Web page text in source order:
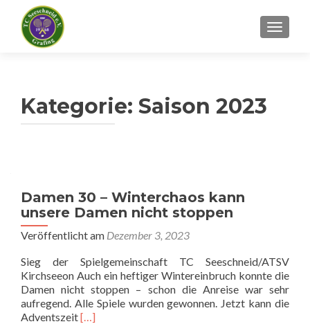
Kategorie: Saison 2023
Damen 30 – Winterchaos kann
unsere Damen nicht stoppen
Veröffentlicht am Dezember 3, 2023
Sieg der Spielgemeinschaft TC Seeschneid/ATSV
Kirchseeon Auch ein heftiger Wintereinbruch konnte die
Damen nicht stoppen – schon die Anreise war sehr
aufregend. Alle Spiele wurden gewonnen. Jetzt kann die
AdventszeitRead
[…]